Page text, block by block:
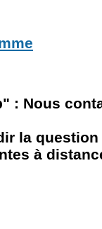
: Nous
la
à